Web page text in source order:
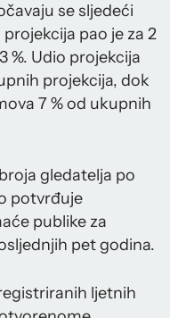
se sljedeći
pao je za 2
%. Udio projekcija
projekcija, dok
7 % od ukupnih
gledatelja po
potvrđuje
publike za
pet godina.
ljetnih